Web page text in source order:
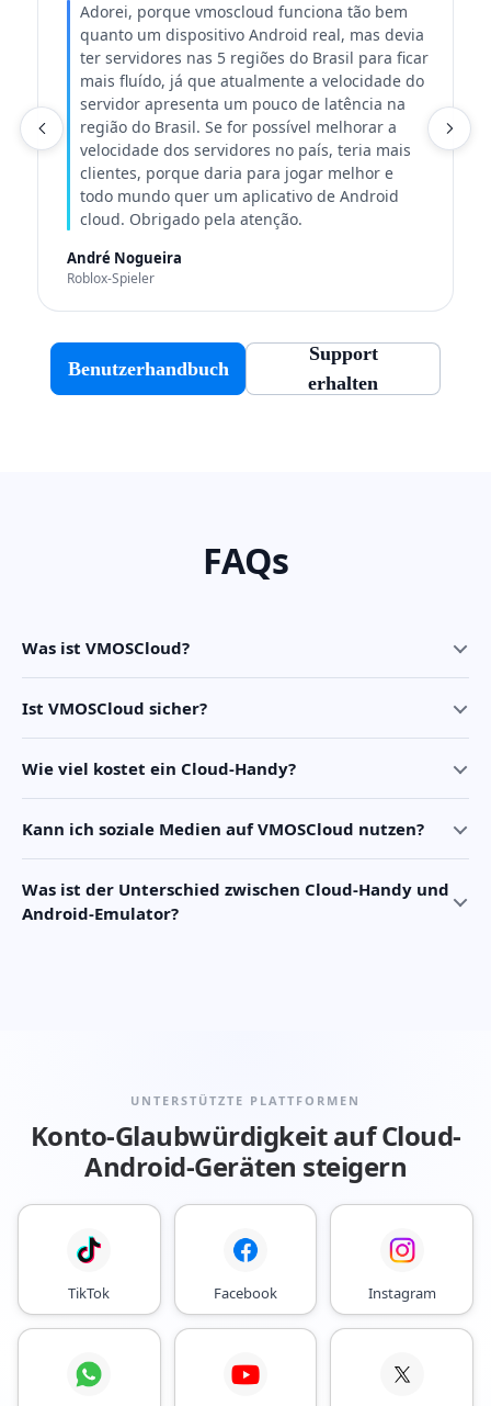
Adorei, porque vmoscloud funciona tão bem
quanto um dispositivo Android real, mas devia
ter servidores nas 5 regiões do Brasil para ficar
mais fluído, já que atualmente a velocidade do
servidor apresenta um pouco de latência na
região do Brasil. Se for possível melhorar a
velocidade dos servidores no país, teria mais
clientes, porque daria para jogar melhor e
todo mundo quer um aplicativo de Android
cloud. Obrigado pela atenção.
André Nogueira
Roblox-Spieler
Benutzerhandbuch
Support
erhalten
FAQs
Was ist VMOSCloud?
Ist VMOSCloud sicher?
Wie viel kostet ein Cloud-Handy?
Kann ich soziale Medien auf VMOSCloud nutzen?
Was ist der Unterschied zwischen Cloud-Handy und
Android-Emulator?
UNTERSTÜTZTE PLATTFORMEN
Konto-Glaubwürdigkeit auf Cloud-
Android-Geräten steigern
TikTok Facebook Instagram